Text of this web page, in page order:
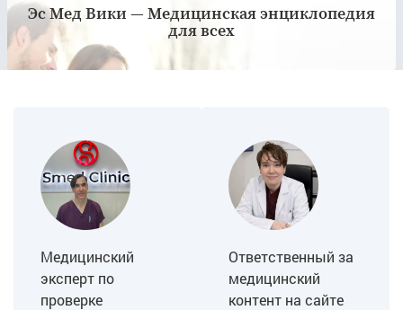
Эс Мед Вики — Медицинская энциклопедия
для всех
Медицинский
эксперт по
проверке
Ответственный за
медицинский
контент на сайте